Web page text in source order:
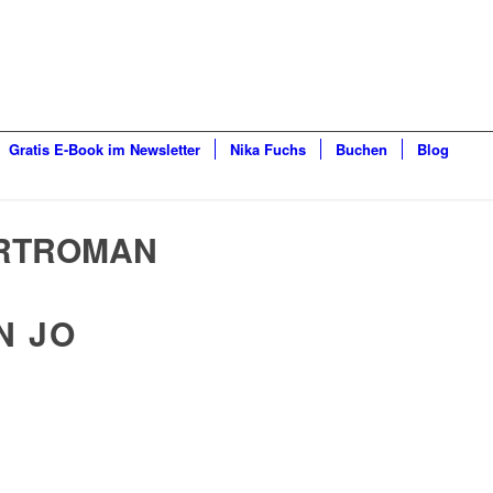
Gratis E-Book im Newsletter Nika Fuchs Buchen Blog
JO